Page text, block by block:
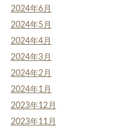
2024年6月
2024年5月
2024年4月
2024年3月
2024年2月
2024年1月
2023年12月
2023年11月